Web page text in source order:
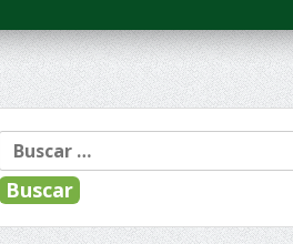
Buscar: